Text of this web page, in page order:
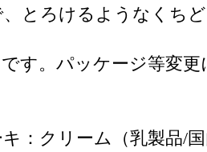
とろけるようなくち
す。パッケージ等変更
：クリーム（乳製品/